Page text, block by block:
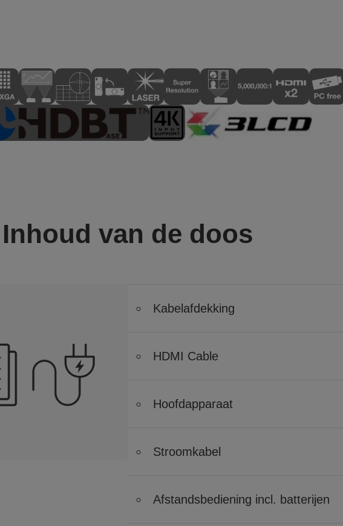
Inhoud van de doos
Kabelafdekking
HDMI Cable
Hoofdapparaat
Stroomkabel
Afstandsbediening incl. batterijen